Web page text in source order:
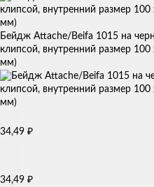
Бейдж Attache/Beifa 1015 на
клипсой, внутренний размер
мм)
34,49 ₽
34,49 ₽